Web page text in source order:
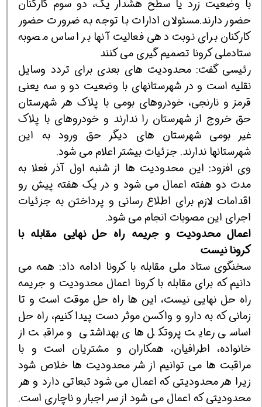
با وضعیت زرد یا سطح هشدار یک، دو سوم کارکنان
حضور دارند.مسئولان ادارات با توجه به ضرورت حضور
کارکنان برای نوبت دهی فعالیت آنها بر اساس مصوبه
ستادملی کرونا تصمیم گیری می کنند
رئیسی گفت: محدودیت های بعدی برای تردد وسایل
نقلیه است و در شهرستانهای با وضعیت دو و سه یعنی
قرمز و نارنجی، خودروهای بومی با پلاک هر شهرستان
حق خروج از شهرستان را ندارند و خودروهای با پلاک
غیر بومی شهرستان های دیگر حق ورود به این
شهرستانها ندارند. جزئیات بیشتر اعلام می شود.
وی افزود: این محدودیت ها از شنبه اول آذر فعلا به
مدت دو هفته اعمال می شود و در یک هفته پیش رو
اقدامات لازم برای اطلاع رسانی و پرداختن به جزئیات
اجرای این مصوبات انجام می شود.
اعمال محدودیت و جریمه راه حل نهایی مقابله با
کرونا نیست
سخنگوی ستاد ملی مقابله با کرونا ادامه داد: همه می
دانیم که برای مقابله با کرونا اعمال محدودیت و جریمه
راه حل نهایی نیست، این ها راه حل موقت است و تا
زمانی که به دارو و واکسن موثر دست پیدا کنیم، راه حل
اساسی رعایت پروتکل های بهداشتی و مراقبت از
خانواده، اطرافیان، همکاران و مشتریان است و با
مراقبت ها می توانیم از شر محدودیت ها خلاص شود
زیرا هر محدودیتی که اعمال می شود تبعاتی دارد و هر
محدودیتی که اعمال می شود از سر اجبار و ناچاری است.